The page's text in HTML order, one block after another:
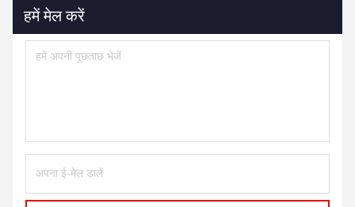
हमें मेल करें